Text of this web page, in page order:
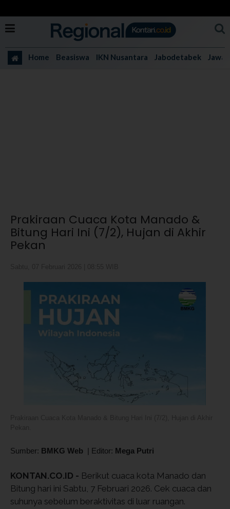
Home Beasiswa IKN Nusantara Jabodetabek Jawa
Prakiraan Cuaca Kota Manado &
Bitung Hari Ini (7/2), Hujan di Akhir
Pekan
Sumber: BMKG Web | Editor: Mega Putri
KONTAN.CO.ID - Berikut cuaca kota Manado dan
Bitung hari ini Sabtu, 7 Februari 2026. Cek cuaca dan
suhunya sebelum beraktivitas di luar ruangan.